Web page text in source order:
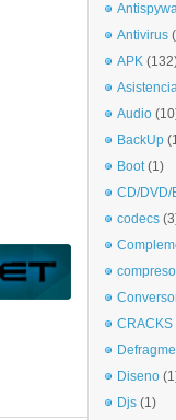
Antivirus
APK
Audio
BackUp
Boot (1)
CD/DVD/
codecs
CRACKS
Diseno
Djs (1)